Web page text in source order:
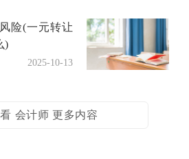
险(一元转让
)
2025-10-13
会计师 更多内容